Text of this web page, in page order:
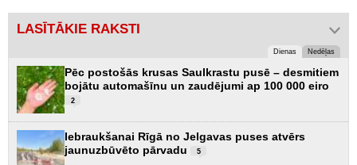
LASĪTĀKIE RAKSTI
Dienas Nedēļas
Pēc postošās krusas Saulkrastu pusē – desmitiem
bojātu automašīnu un zaudējumi ap 100 000 eiro
2
Iebraukšanai Rīgā no Jelgavas puses atvērs
jaunuzbūvēto pārvadu
5